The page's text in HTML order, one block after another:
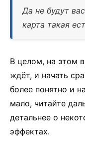
Да не будут
карта такая
В целом, на этом
ждёт, и начать
более понятно и
мало, читайте
детальнее о
эффектах.